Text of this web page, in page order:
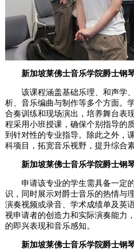
新加坡莱佛士音乐学院爵士钢
该课程涵盖基础乐理、和声学、
析、音乐编曲与制作等多个方面。
合奏训练和现场演出，培养舞台表
程采用小班授课，确保个别指导的
到针对性的专业指导。除此之外，
科项目，拓宽音乐视野，提升综合素
新加坡莱佛士音乐学院爵士钢
申请该专业的学生需具备一定的
识，同时展示对爵士音乐的热情与
演奏视频或录音、学术成绩单及英
视申请者的创造力和实际演奏能力
的即兴表现和音乐感知。
新加坡莱佛士音乐学院爵士钢